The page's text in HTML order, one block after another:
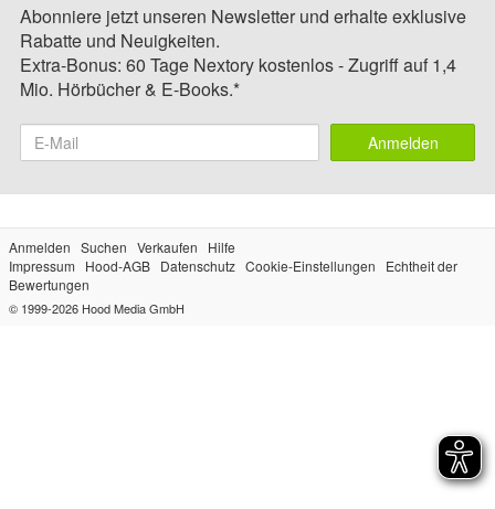
Abonniere jetzt unseren Newsletter und erhalte exklusive
Rabatte und Neuigkeiten.
Extra-Bonus: 60 Tage Nextory kostenlos - Zugriff auf 1,4
Mio. Hörbücher & E-Books.*
Anmelden
Anmelden Suchen Verkaufen
Hilfe
Impressum
Hood-AGB Datenschutz Cookie-Einstellungen
Echtheit der
Bewertungen
© 1999-2026 Hood Media GmbH